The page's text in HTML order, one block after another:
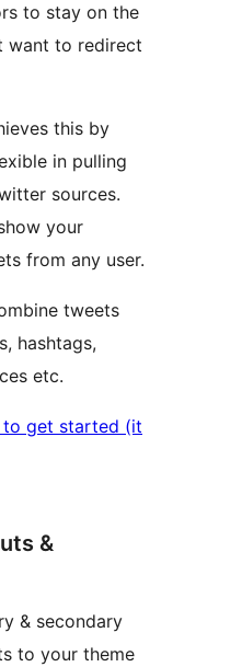
to stay on the
want to redirect
this by
in pulling
sources.
your
from any user.
tweets
hashtags,
etc.
to get started (it
&
& secondary
to your theme